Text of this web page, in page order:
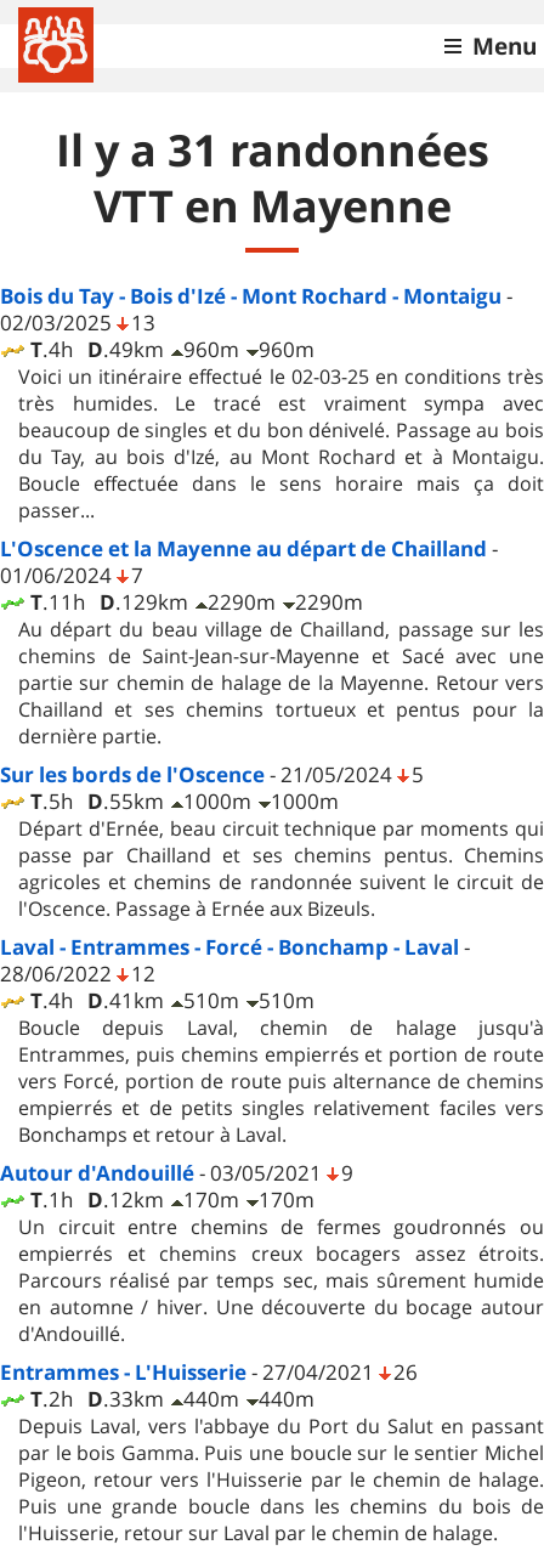
Menu
Il y a 31 randonnées
VTT en Mayenne
Bois du Tay - Bois d'Izé - Mont Rochard - Montaigu -
02/03/2025
13
T.4h D.49km 960m 960m
Voici un itinéraire effectué le 02-03-25 en conditions très
très humides. Le tracé est vraiment sympa avec
beaucoup de singles et du bon dénivelé. Passage au bois
du Tay, au bois d'Izé, au Mont Rochard et à Montaigu.
Boucle effectuée dans le sens horaire mais ça doit
passer...
L'Oscence et la Mayenne au départ de Chailland -
01/06/2024
7
T.11h D.129km 2290m 2290m
Au départ du beau village de Chailland, passage sur les
chemins de Saint-Jean-sur-Mayenne et Sacé avec une
partie sur chemin de halage de la Mayenne. Retour vers
Chailland et ses chemins tortueux et pentus pour la
dernière partie.
Sur les bords de l'Oscence- 21/05/2024
5
T.5h D.55km 1000m 1000m
Départ d'Ernée, beau circuit technique par moments qui
passe par Chailland et ses chemins pentus. Chemins
agricoles et chemins de randonnée suivent le circuit de
l'Oscence. Passage à Ernée aux Bizeuls.
Laval - Entrammes - Forcé - Bonchamp - Laval -
28/06/2022
12
T.4h D.41km 510m 510m
Boucle depuis Laval, chemin de halage jusqu'à
Entrammes, puis chemins empierrés et portion de route
vers Forcé, portion de route puis alternance de chemins
empierrés et de petits singles relativement faciles vers
Bonchamps et retour à Laval.
Autour d'Andouillé- 03/05/2021
9
T.1h D.12km 170m 170m
Un circuit entre chemins de fermes goudronnés ou
empierrés et chemins creux bocagers assez étroits.
Parcours réalisé par temps sec, mais sûrement humide
en automne / hiver. Une découverte du bocage autour
d'Andouillé.
Entrammes - L'Huisserie- 27/04/2021
26
T.2h D.33km 440m 440m
Depuis Laval, vers l'abbaye du Port du Salut en passant
par le bois Gamma. Puis une boucle sur le sentier Michel
Pigeon, retour vers l'Huisserie par le chemin de halage.
Puis une grande boucle dans les chemins du bois de
l'Huisserie, retour sur Laval par le chemin de halage.